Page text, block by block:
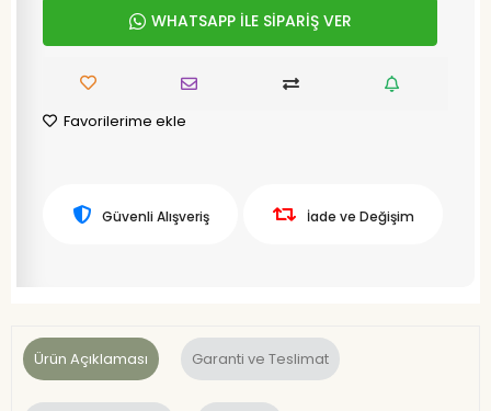
WHATSAPP İLE SİPARİŞ VER
Favorilerime ekle
Güvenli Alışveriş İade ve Değişim
Ürün Açıklaması Garanti ve Teslimat